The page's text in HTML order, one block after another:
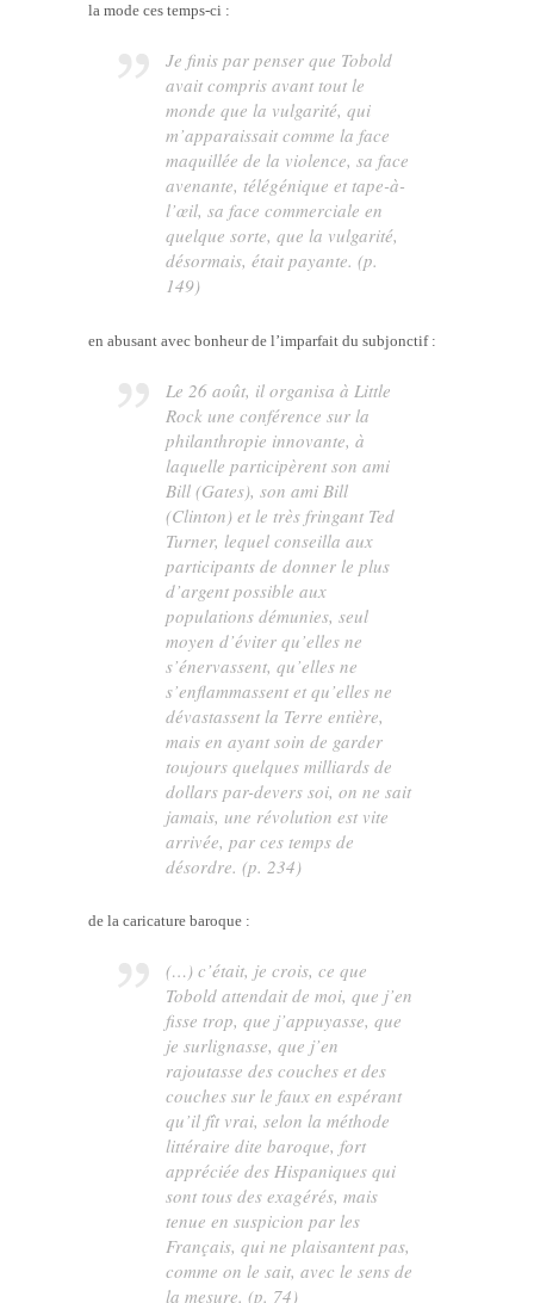
la mode ces temps-ci :
Je finis par penser que Tobold
avait compris avant tout le
monde que la vulgarité, qui
m’apparaissait comme la face
maquillée de la violence, sa face
avenante, télégénique et tape-à-
l’œil, sa face commerciale en
quelque sorte, que la vulgarité,
désormais, était payante. (p.
149)
en abusant avec bonheur de l’imparfait du subjonctif :
Le 26 août, il organisa à Little
Rock une conférence sur la
philanthropie innovante, à
laquelle participèrent son ami
Bill (Gates), son ami Bill
(Clinton) et le très fringant Ted
Turner, lequel conseilla aux
participants de donner le plus
d’argent possible aux
populations démunies, seul
moyen d’éviter qu’elles ne
s’énervassent, qu’elles ne
s’enflammassent et qu’elles ne
dévastassent la Terre entière,
mais en ayant soin de garder
toujours quelques milliards de
dollars par-devers soi, on ne sait
jamais, une révolution est vite
arrivée, par ces temps de
désordre. (p. 234)
de la caricature baroque :
(…) c’était, je crois, ce que
Tobold attendait de moi, que j’en
fisse trop, que j’appuyasse, que
je surlignasse, que j’en
rajoutasse des couches et des
couches sur le faux en espérant
qu’il fît vrai, selon la méthode
littéraire dite baroque, fort
appréciée des Hispaniques qui
sont tous des exagérés, mais
tenue en suspicion par les
Français, qui ne plaisantent pas,
comme on le sait, avec le sens de
la mesure. (p. 74)